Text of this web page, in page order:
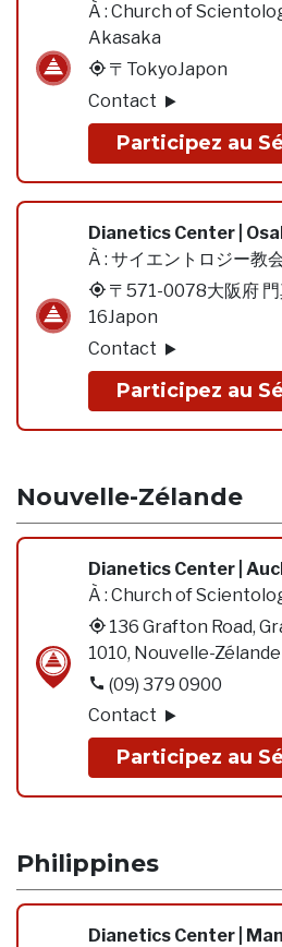
À : Church of
Akasaka
〒TokyoJapon
Contact
Participez au
Dianetics Center |
À : サイエントロジー教
〒571-0078大阪府
16Japon
Contact
Participez au
Nouvelle-Zélande
Dianetics Center |
À : Church of
136 Grafton Road,
1010, Nouvelle-Zélande
(09) 379 0900
Contact
Participez au
Philippines
Dianetics Center |